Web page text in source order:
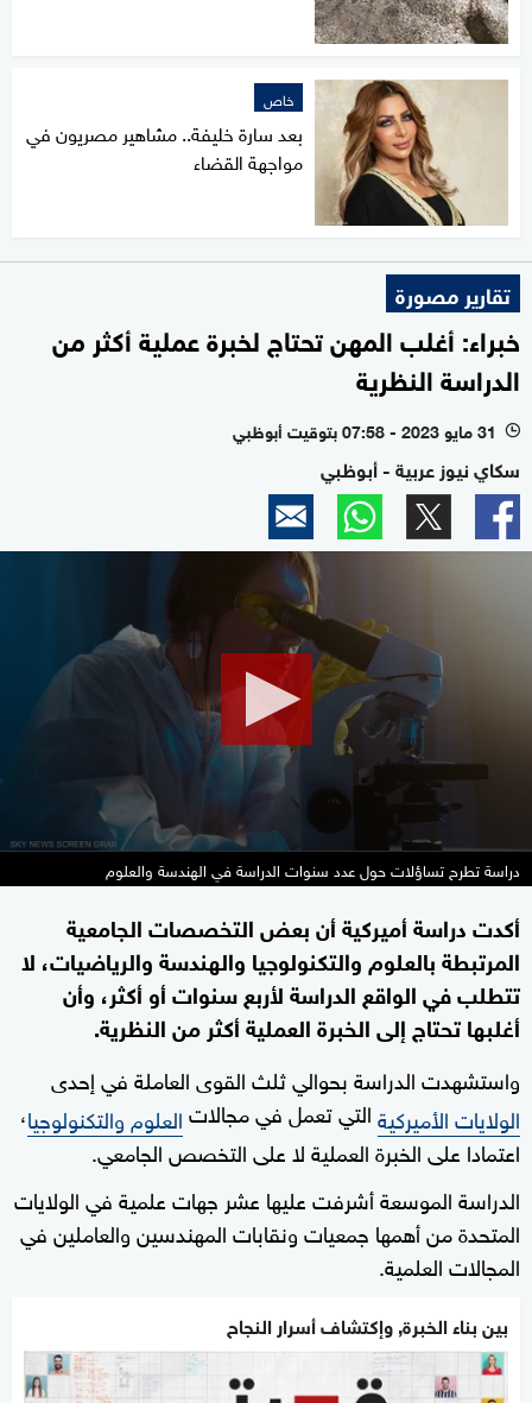
خاص
بعد سارة خليفة.. مشاهير مصريون في
مواجهة القضاء
تقارير مصورة
خبراء: أغلب المهن تحتاج لخبرة عملية أكثر من
الدراسة النظرية
l 31 مايو 2023 - 07:58 بتوقيت أبوظبي
سكاي نيوز عربية - أبوظبي
دراسة تطرح تساؤلات حول عدد سنوات الدراسة في الهندسة والعلوم
أكدت دراسة أميركية أن بعض التخصصات الجامعية
المرتبطة بالعلوم والتكنولوجيا والهندسة والرياضيات، لا
تتطلب في الواقع الدراسة لأربع سنوات أو أكثر، وأن
أغلبها تحتاج إلى الخبرة العملية أكثر من النظرية.
واستشهدت الدراسة بحوالي ثلث القوى العاملة في إحدى
الولايات الأميركيةالتي تعمل في مجالاتالعلوم والتكنولوجيا،
اعتمادا على الخبرة العملية لا على التخصص الجامعي.
الدراسة الموسعة أشرفت عليها عشر جهات علمية في الولايات
المتحدة من أهمها جمعيات ونقابات المهندسين والعاملين في
المجالات العلمية.
بين بناء الخبرة, وإكتشاف أسرار النجاح